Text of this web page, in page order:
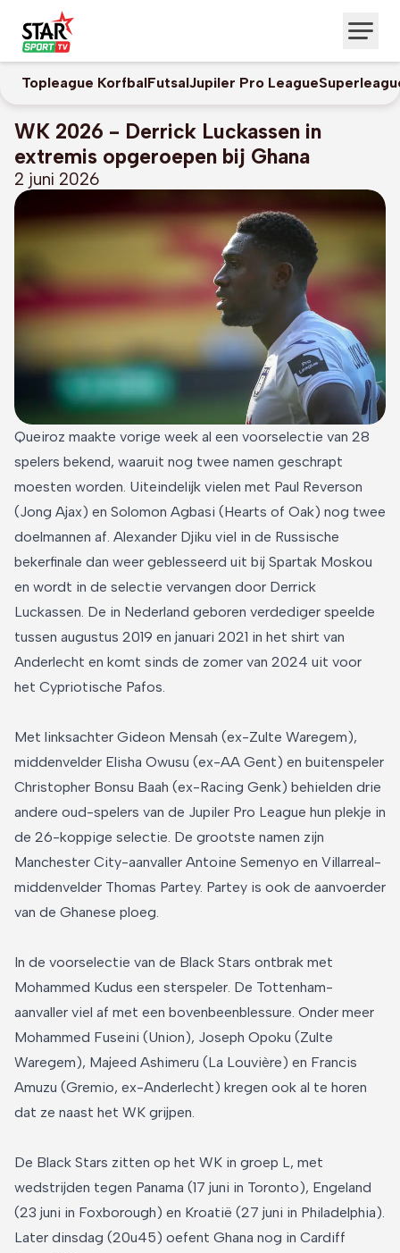
Topleague KorfbalFutsalJupiler Pro League
WK 2026 - Derrick Luckassen in
extremis opgeroepen bij Ghana
2 juni 2026
Queiroz maakte vorige week al een voorselectie van 28
spelers bekend, waaruit nog twee namen geschrapt
moesten worden. Uiteindelijk vielen met Paul Reverson
(Jong Ajax) en Solomon Agbasi (Hearts of Oak) nog twee
doelmannen af. Alexander Djiku viel in de Russische
bekerfinale dan weer geblesseerd uit bij Spartak Moskou
en wordt in de selectie vervangen door Derrick
Luckassen. De in Nederland geboren verdediger speelde
tussen augustus 2019 en januari 2021 in het shirt van
Anderlecht en komt sinds de zomer van 2024 uit voor
het Cypriotische Pafos.
Met linksachter Gideon Mensah (ex-Zulte Waregem),
middenvelder Elisha Owusu (ex-AA Gent) en buitenspeler
Christopher Bonsu Baah (ex-Racing Genk) behielden drie
andere oud-spelers van de Jupiler Pro League hun plekje in
de 26-koppige selectie. De grootste namen zijn
Manchester City-aanvaller Antoine Semenyo en Villarreal-
middenvelder Thomas Partey. Partey is ook de aanvoerder
van de Ghanese ploeg.
In de voorselectie van de Black Stars ontbrak met
Mohammed Kudus een sterspeler. De Tottenham-
aanvaller viel af met een bovenbeenblessure. Onder meer
Mohammed Fuseini (Union), Joseph Opoku (Zulte
Waregem), Majeed Ashimeru (La Louvière) en Francis
Amuzu (Gremio, ex-Anderlecht) kregen ook al te horen
dat ze naast het WK grijpen.
De Black Stars zitten op het WK in groep L, met
wedstrijden tegen Panama (17 juni in Toronto), Engeland
(23 juni in Foxborough) en Kroatië (27 juni in Philadelphia).
Later dinsdag (20u45) oefent Ghana nog in Cardiff